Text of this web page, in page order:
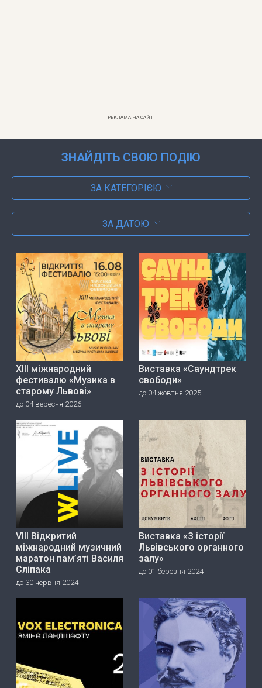
РЕКЛАМА НА САЙТІ
ЗНАЙДІТЬ СВОЮ ПОДІЮ
ЗА КАТЕГОРІЄЮ
ЗА ДАТОЮ
ХІІІ міжнародний
фестивалю «Музика в
старому Львові»
до 04 вересня 2026
Виставка «Саундтрек
свободи»
до 04 жовтня 2025
VIII Відкритий
міжнародний музичний
маратон пам’яті Василя
Сліпака
до 30 червня 2024
Виставка «З історії
Львівського органного
залу»
до 01 березня 2024